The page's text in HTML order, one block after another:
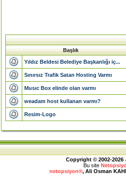
Başlık
Yıldız Beldesi Belediye Başkanlığı iç...
Sınırsız Trafik Satan Hosting Varmı
Musıc Box elinde olan varmı
weadam host kullanan varmı?
Resim-Logo
Copyright © 2002-2026
Bu site
netopsiyon®, Ali Osman